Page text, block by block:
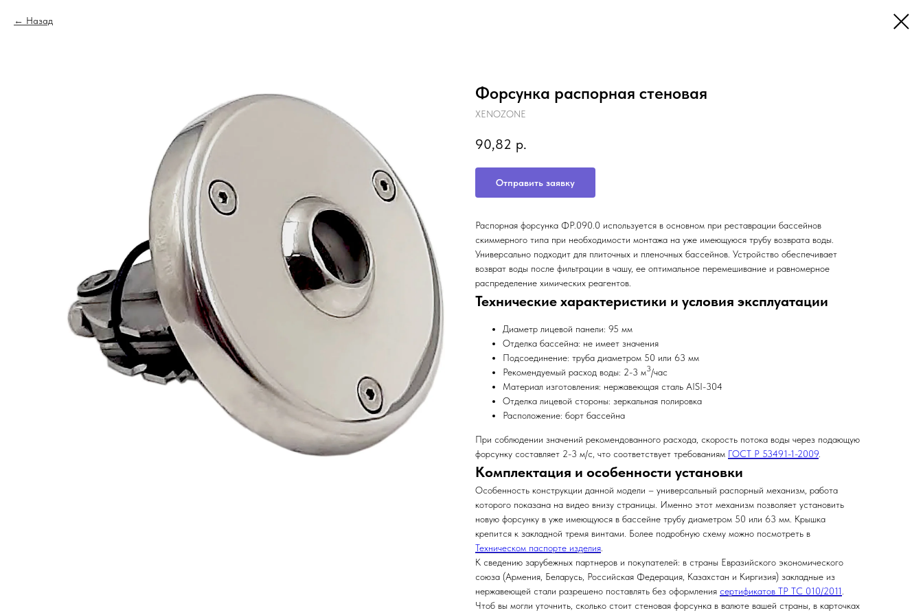
Назад
Форсунка распорная стеновая
XENOZONE
90,82 р.
Отправить заявку
Распорная форсунка ФР.090.0 используется в основном при реставрации бассейнов
скиммерного типа при необходимости монтажа на уже имеющуюся трубу возврата воды.
Универсально подходит для плиточных и пленочных бассейнов. Устройство обеспечивает
возврат воды после фильтрации в чашу, ее оптимальное перемешивание и равномерное
распределение химических реагентов.
Технические характеристики и условия эксплуатации
Диаметр лицевой панели: 95 мм
Отделка бассейна: не имеет значения
Подсоединение: труба диаметром 50 или 63 мм
Рекомендуемый расход воды: 2-3 м3/час
Материал изготовления: нержавеющая сталь AISI-304
Отделка лицевой стороны: зеркальная полировка
Расположение: борт бассейна
При соблюдении значений рекомендованного расхода, скорость потока воды через подающую
форсунку составляет 2-3 м/с, что соответствует требованиям ГОСТ Р 53491-1-2009.
Комплектация и особенности установки
Особенность конструкции данной модели – универсальный распорный механизм, работа
которого показана на видео внизу страницы. Именно этот механизм позволяет установить
новую форсунку в уже имеющуюся в бассейне трубу диаметром 50 или 63 мм. Крышка
крепится к закладной тремя винтами. Более подробную схему можно посмотреть в
Техническом паспорте изделия.
К сведению зарубежных партнеров и покупателей: в страны Евразийского экономического
союза (Армения, Беларусь, Российская Федерация, Казахстан и Киргизия) закладные из
нержавеющей стали разрешено поставлять без оформления сертификатов ТР ТС 010/2011.
Чтоб вы могли уточнить, сколько стоит стеновая форсунка в валюте вашей страны, в карточках